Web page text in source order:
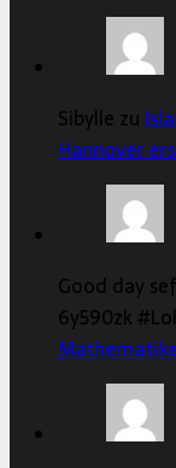
Sibylle zu
Hannover
Good day
6y590zk